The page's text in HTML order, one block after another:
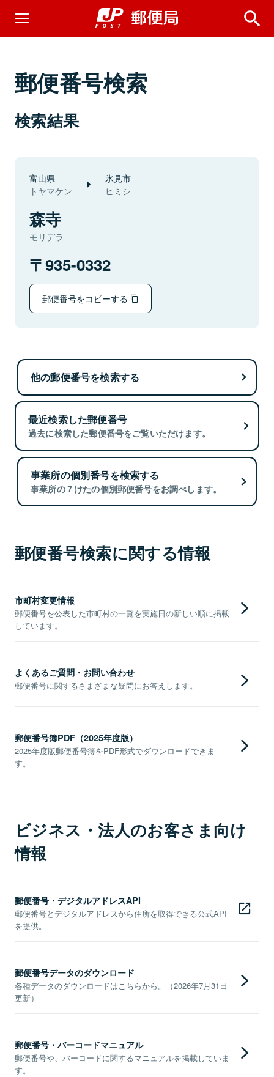
郵便番号検索
検索結果
富山県
トヤマケン
氷見市
ヒミシ
森寺
モリデラ
935-0332
郵便番号をコピーする
他の郵便番号を検索する
最近検索した郵便番号
過去に検索した郵便番号をご覧いただけます。
事業所の個別番号を検索する
事業所の７けたの個別郵便番号をお調べします。
郵便番号検索に関する情報
市町村変更情報
郵便番号を公表した市町村の一覧を実施日の新しい順に掲載
しています。
よくあるご質問・お問い合わせ
郵便番号に関するさまざまな疑問にお答えします。
郵便番号簿PDF（2025年度版）
2025年度版郵便番号簿をPDF形式でダウンロードできま
す。
ビジネス・法人のお客さま向け
情報
郵便番号・デジタルアドレスAPI
郵便番号とデジタルアドレスから住所を取得できる公式API
を提供。
郵便番号データのダウンロード
各種データのダウンロードはこちらから。（2026年7月31日
更新）
郵便番号・バーコードマニュアル
郵便番号や、バーコードに関するマニュアルを掲載していま
す。